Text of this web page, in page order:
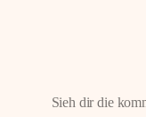
Sieh dir die